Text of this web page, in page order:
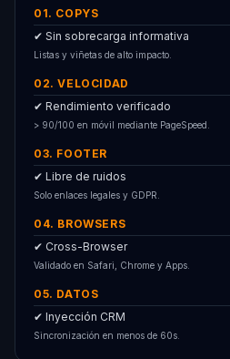
01. COPYS
✔ Sin sobrecarga informativa
Listas y viñetas de alto impacto.
02. VELOCIDAD
✔ Rendimiento verificado
> 90/100 en móvil mediante PageSpeed.
03. FOOTER
✔ Libre de ruidos
Solo enlaces legales y GDPR.
04. BROWSERS
✔ Cross-Browser
Validado en Safari, Chrome y Apps.
05. DATOS
✔ Inyección CRM
Sincronización en menos de 60s.